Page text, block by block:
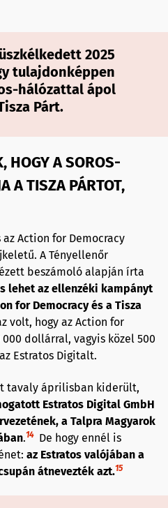
2025
tulajdonképpen
hálózattal ápol
Párt.
HOGY A SOROS-
A TISZA PÁRTOT,
az Action for Democracy
A Tényellenőr
beszámoló alapján írta
lehet az ellenzéki kampányt
for Democracy és a Tisza
volt, hogy az Action for
000 dollárral, vagyis közel 500
Estratos Digitalt.
tavaly áprilisban kiderült,
Estratos Digital GmbH
a Talpra Magyarok
.14 De hogy ennél is
az Estratos valójában a
átnevezték azt.15